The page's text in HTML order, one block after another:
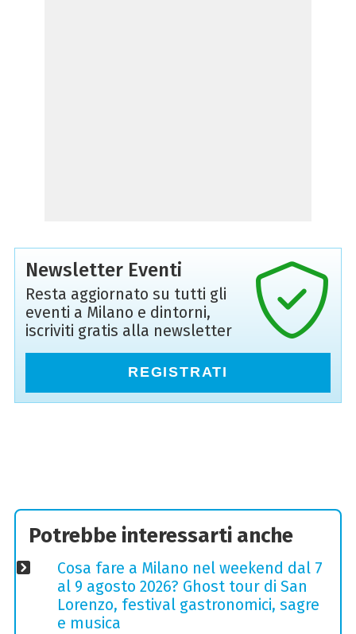
Newsletter Eventi
Resta aggiornato su tutti gli
eventi a Milano e dintorni,
iscriviti gratis alla newsletter
REGISTRATI
Potrebbe interessarti anche
Cosa fare a Milano nel weekend dal 7
al 9 agosto 2026? Ghost tour di San
Lorenzo, festival gastronomici, sagre
e musica